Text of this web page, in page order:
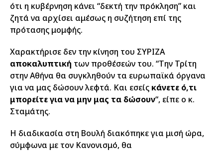
ότι η κυβέρνηση κάνει “δεκτή την πρόκληση” και
ζητά να αρχίσει αμέσως η συζήτηση επί της
πρότασης μομφής.
Χαρακτήρισε δεν την κίνηση του ΣΥΡΙΖΑ
αποκαλυπτική των προθέσεών του. “Την Τρίτη
στην Αθήνα θα συγκληθούν τα ευρωπαϊκά όργανα
για να μας δώσουν λεφτά. Και εσείς κάνετε ό,τι
μπορείτε για να μην μας τα δώσουν“, είπε ο κ.
Σταμάτης.
Η διαδικασία στη Βουλή διακόπηκε για μισή ώρα,
σύμφωνα με τον Κανονισμό, θα